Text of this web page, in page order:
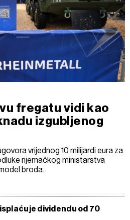
fregatu vidi kao
izgubljenog
vrijednog 10 milijardi eura za
njemačkog ministarstva
broda.
dividendu od 70